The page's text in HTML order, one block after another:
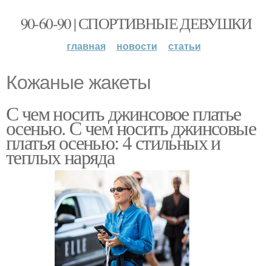
90-60-90 | СПОРТИВНЫЕ ДЕВУШКИ
главная новости статьи
Кожаные жакеты
С чем носить джинсовое платье
осенью. С чем носить джинсовые
платья осенью: 4 стильных и
теплых наряда